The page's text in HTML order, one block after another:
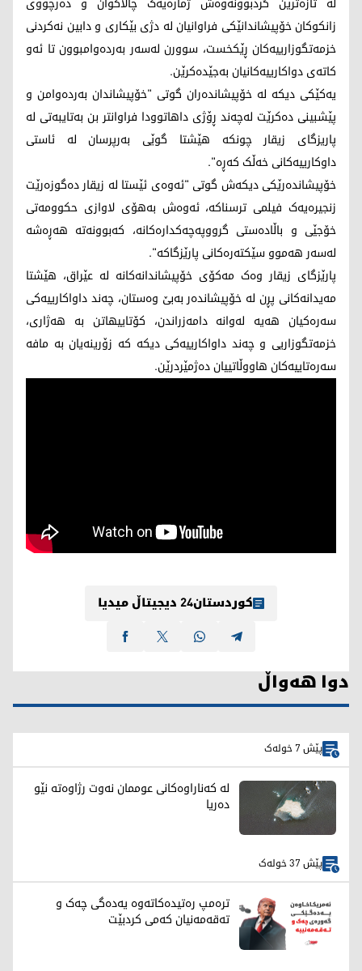
زانکوکان خۆپیشاندانێکی فراوانیان لە دژی بێکاری و دابین نەکردنی
خزمەتگوزارییەکان ڕێکخست، سوورن لەسەر بەردەوامبوون تا ئەو
کاتەی دواکارییەکانیان بەجێدەکرێن.
یەكێکی دیکە لە خۆپیشاندەران گوتی "خۆپیشاندان بەردەوامن و
پێشبینی دەکرێت لەچەند ڕۆژی داهاتوودا فراوانتر بن بەتایبەتی لە
پاریزگای زیقار چونکە هێشتا گوێی بەرپرسان لە ئاستی
داوکارییەکانی خەڵک کەڕە".
خۆپیشاندەرێکی دیکەش گوتی "ئەوەی ئێستا لە زیقار دەگوزەرێت
زنجیرەیەک فیلمی ترسناکە، ئەوەش بەهۆی لاوازی حکوومەتی
خۆجێی و باڵادەستی گرووپەچەکدارەکانە، کەبوونەتە هەڕەشە
لەسەر هەموو سێکتەرەکانی پارێزگاکە".
پارێزگای زیقار وەک مەکۆی خۆپیشاندانەکانە لە عێراق، هێشتا
مەیدانەکانی پڕن لە خۆپیشاندەر بەبێ وەستان، چەند داواکارییەکی
سەرەکیان هەیە لەوانە دامەزراندن، کۆتاییهاتن بە هەژاری،
خزمەتگوزاریی و چەند داواکارییەکی دیکە کە زۆرینەیان بە مافە
سەرەتاییەکان هاووڵاتییان دەژمێردرێن.
کوردستان24 دیجیتاڵ میدیا
دوا هەواڵ
پێش 7 خولەک
لە کەناراوەکانی عوممان نەوت رژاوەته‌ نێو
ده‌ریا
پێش 37 خولەک
ترەمپ رەتیدەکاتەوە یەدەگی چەک و
تەقەمەنیان کەمی کردبێت